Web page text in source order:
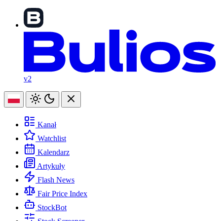
v2
Kanał
Watchlist
Kalendarz
Artykuły
Flash News
Fair Price Index
StockBot